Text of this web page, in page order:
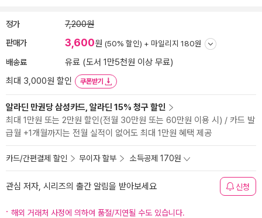
정가 7,200원
판매가 3,600원 (50% 할인) + 마일리지 180원
배송료
유료 (도서 1만5천원 이상 무료)
최대 3,000원 할인
쿠폰받기
알라딘 만권당 삼성카드, 알라딘 15% 청구 할인
최대 1만원 또는 2만원 할인(전월 30만원 또는 60만원 이용 시) / 카드 발
급월 +1개월까지는 전월 실적이 없어도 최대 1만원 혜택 제공
카드/간편결제 할인 무이자 할부 소득공제 170원
관심 저자, 시리즈의 출간 알림을 받아보세요 신청
해외 거래처 사정에 의하여 품절/지연될 수도 있습니다.